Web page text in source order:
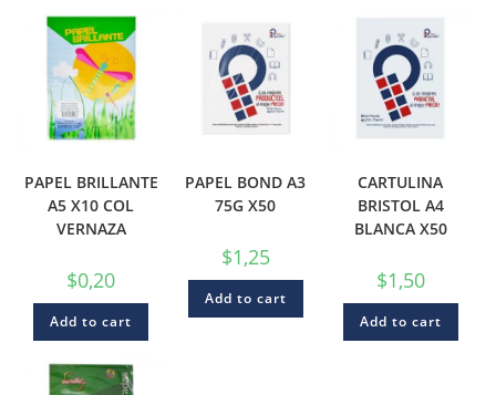
PAPEL BRILLANTE
A5 X10 COL
VERNAZA
$0,20
Add to cart
PAPEL BOND A3
75G X50
$1,25
Add to cart
CARTULINA
BRISTOL A4
BLANCA X50
$1,50
Add to cart